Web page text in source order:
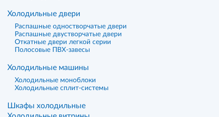
Холодильные двери
Распашные одностворчатые двери
Распашные двустворчатые двери
Откатные двери легкой серии
Полосовые ПВХ-завесы
Холодильные машины
Холодильные моноблоки
Холодильные сплит-системы
Шкафы холодильные